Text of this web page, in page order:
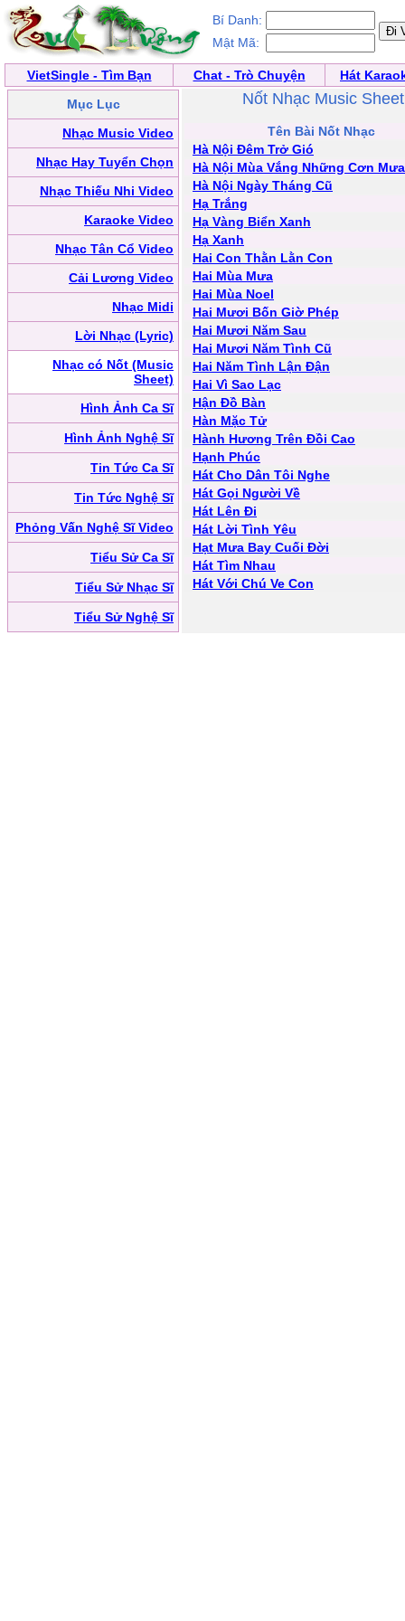
Bí Danh:
Mật Mã:
VietSingle - Tìm Bạn Chat - Trò Chuyện
Hát
Mục Lục
Nhạc Music Video
Nhạc Hay Tuyển Chọn
Nhạc Thiếu Nhi Video
Karaoke Video
Nhạc Tân Cổ Video
Cải Lương Video
Nhạc Midi
Lời Nhạc (Lyric)
Nhạc có Nốt (Music
Sheet)
Hình Ảnh Ca Sĩ
Hình Ảnh Nghệ Sĩ
Tin Tức Ca Sĩ
Tin Tức Nghệ Sĩ
Phỏng Vấn Nghệ Sĩ Video
Tiểu Sử Ca Sĩ
Tiểu Sử Nhạc Sĩ
Tiểu Sử Nghệ Sĩ
Nốt Nhạc Music
Tên Bài Nốt Nhạc
Hà Nội Đêm Trở Gió
Hà Nội Mùa Vắng Những Cơn Mưa
Hà Nội Ngày Tháng Cũ
Hạ Trắng
Hạ Vàng Biển Xanh
Hạ Xanh
Hai Con Thằn Lằn Con
Hai Mùa Mưa
Hai Mùa Noel
Hai Mươi Bốn Giờ Phép
Hai Mươi Năm Sau
Hai Mươi Năm Tình Cũ
Hai Năm Tình Lận Đận
Hai Vì Sao Lạc
Hận Đồ Bàn
Hàn Mặc Tử
Hành Hương Trên Đồi Cao
Hạnh Phúc
Hát Cho Dân Tôi Nghe
Hát Gọi Người Về
Hát Lên Đi
Hát Lời Tình Yêu
Hạt Mưa Bay Cuối Đời
Hát Tìm Nhau
Hát Với Chú Ve Con